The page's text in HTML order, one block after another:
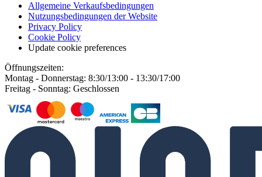
Allgemeine Verkaufsbedingungen
Nutzungsbedingungen der Website
Privacy Policy
Cookie Policy
Update cookie preferences
Öffnungszeiten:
Montag - Donnerstag: 8:30/13:00 - 13:30/17:00
Freitag - Sonntag: Geschlossen